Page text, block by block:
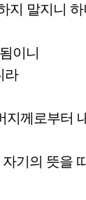
말지니
이니
라
지께로부터
기의 뜻을